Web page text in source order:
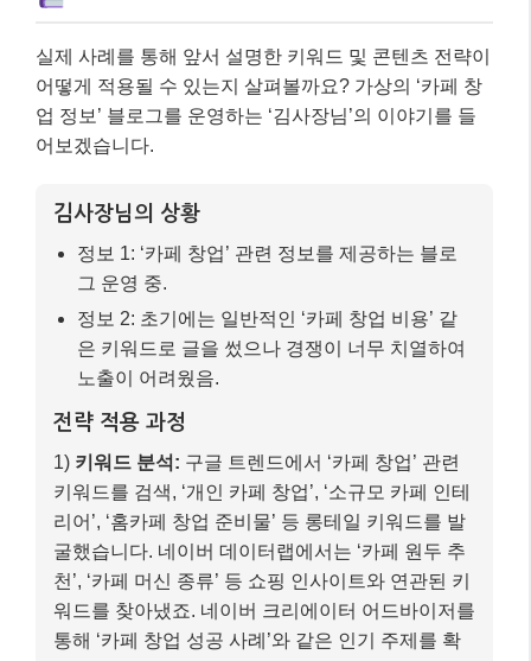
실제 사례를 통해 앞서 설명한 키워드 및 콘텐츠 전략이
어떻게 적용될 수 있는지 살펴볼까요? 가상의 ‘카페 창
업 정보’ 블로그를 운영하는 ‘김사장님’의 이야기를 들
어보겠습니다.
김사장님의 상황
정보 1: ‘카페 창업’ 관련 정보를 제공하는 블로
그 운영 중.
정보 2: 초기에는 일반적인 ‘카페 창업 비용’ 같
은 키워드로 글을 썼으나 경쟁이 너무 치열하여
노출이 어려웠음.
전략 적용 과정
1) 키워드 분석: 구글 트렌드에서 ‘카페 창업’ 관련
키워드를 검색, ‘개인 카페 창업’, ‘소규모 카페 인테
리어’, ‘홈카페 창업 준비물’ 등 롱테일 키워드를 발
굴했습니다. 네이버 데이터랩에서는 ‘카페 원두 추
천’, ‘카페 머신 종류’ 등 쇼핑 인사이트와 연관된 키
워드를 찾아냈죠. 네이버 크리에이터 어드바이저를
통해 ‘카페 창업 성공 사례’와 같은 인기 주제를 확